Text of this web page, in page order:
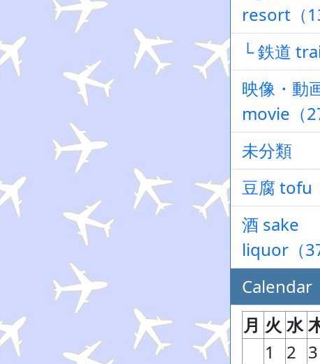
resort（
└ 鉄道
映像・動
movie（
未分類
豆腐 tofu
酒 sake
liquor（37
Calendar
月 火 水
1
2 3